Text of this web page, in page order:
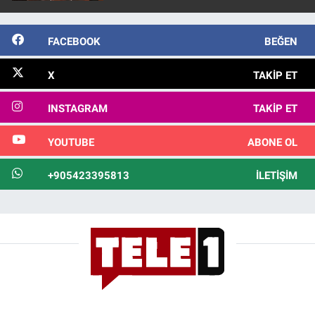
FACEBOOK BEĞEN
X TAKIP ET
INSTAGRAM TAKIP ET
YOUTUBE ABONE OL
+905423395813 İLETIŞIM